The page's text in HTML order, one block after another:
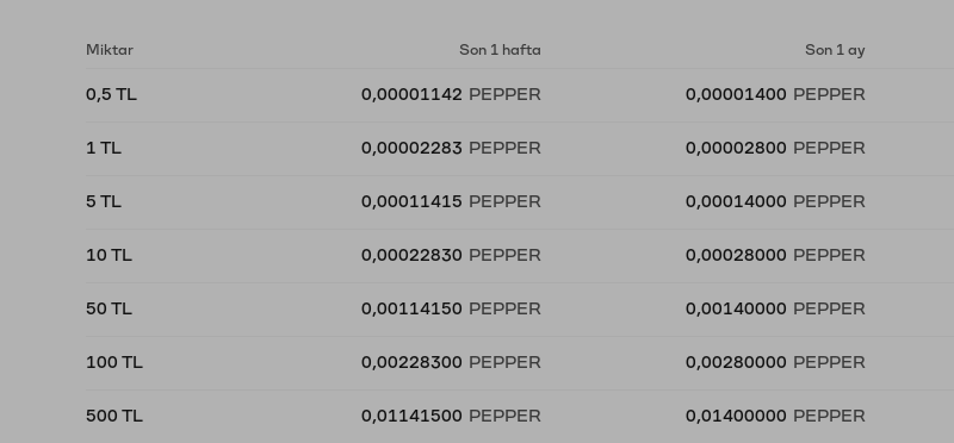
Miktar Son 1 hafta Son 1 ay
0,5 TL 0,00001142 PEPPER 0,00001400 PEPPER
1 TL 0,00002283 PEPPER 0,00002800 PEPPER
5 TL 0,00011415 PEPPER 0,00014000 PEPPER
10 TL 0,00022830 PEPPER 0,00028000 PEPPER
50 TL 0,00114150 PEPPER 0,00140000 PEPPER
100 TL 0,00228300 PEPPER 0,00280000 PEPPER
500 TL 0,01141500 PEPPER 0,01400000 PEPPER